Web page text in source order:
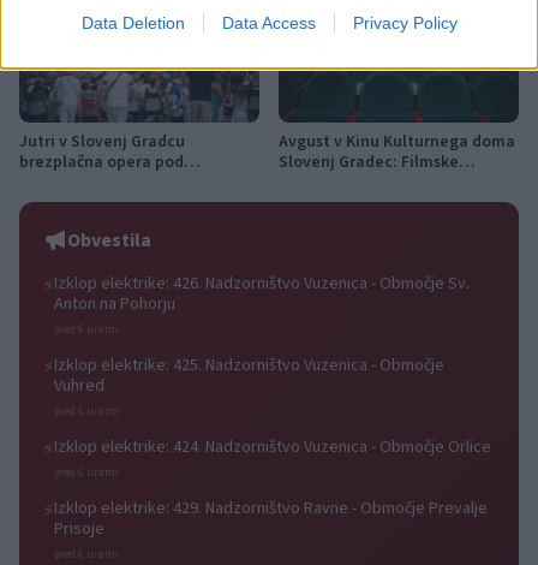
Data Deletion Data Access Privacy Policy
občinstva
Slovenj Gradcu
Jutri v Slovenj Gradcu
brezplačna opera pod
zazvenel Ljubezenski napoj
Avgust v Kinu Kulturnega doma
Slovenj Gradec: Filmske
počitniški kino
Obvestila
⚡Izklop elektrike: 426. Nadzorništvo Vuzenica - Območje Sv.
Anton na Pohorju
pred 6 urami
⚡Izklop elektrike: 425. Nadzorništvo Vuzenica - Območje
Vuhred
pred 6 urami
⚡Izklop elektrike: 424. Nadzorništvo Vuzenica - Območje Orlice
pred 6 urami
⚡Izklop elektrike: 429. Nadzorništvo Ravne - Območje Prevalje
Prisoje
pred 6 urami